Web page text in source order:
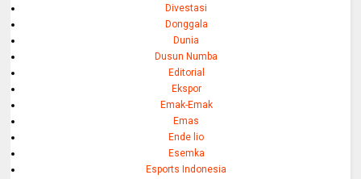
Divestasi
Donggala
Dunia
Dusun Numba
Editorial
Ekspor
Emak-Emak
Emas
Ende lio
Esemka
Esports Indonesia